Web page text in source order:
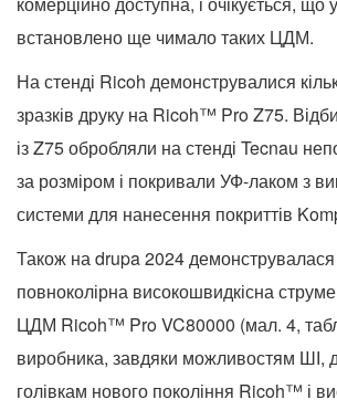
встановлено ще чимало таких ЦДМ.
На стенді Ricoh демонструвалися
зразків друку на Ricoh™ Pro Z75.
із Z75 обробляли на стенді Tecnau
за розміром і покривали УФ-лаком з
системи для нанесення покриттів
Також на drupa 2024
повноколірна високошвидкісна
ЦДМ Ricoh™ Pro VC80000 (мал. 4,
виробника, завдяки можливостям ШІ,
голівкам нового покоління Ricoh™ і